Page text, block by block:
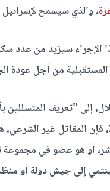
، والذي سيسمح
سيزيد من عدد
من أجل عودة
إلى "تعريف
الموافقة عليه في 2002، فإن
أو هو عضو في مجموعة
إلى جيش دولة أو